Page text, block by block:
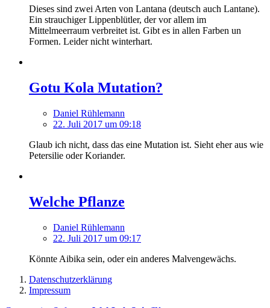
Dieses sind zwei Arten von Lantana (deutsch auch Lantane).
Ein strauchiger Lippenblütler, der vor allem im
Mittelmeerraum verbreitet ist. Gibt es in allen Farben un
Formen. Leider nicht winterhart.
Gotu Kola Mutation?
Daniel Rühlemann
22. Juli 2017 um 09:18
Glaub ich nicht, dass das eine Mutation ist. Sieht eher aus wie
Petersilie oder Koriander.
Welche Pflanze
Daniel Rühlemann
22. Juli 2017 um 09:17
Könnte Aibika sein, oder ein anderes Malvengewächs.
Datenschutzerklärung
Impressum